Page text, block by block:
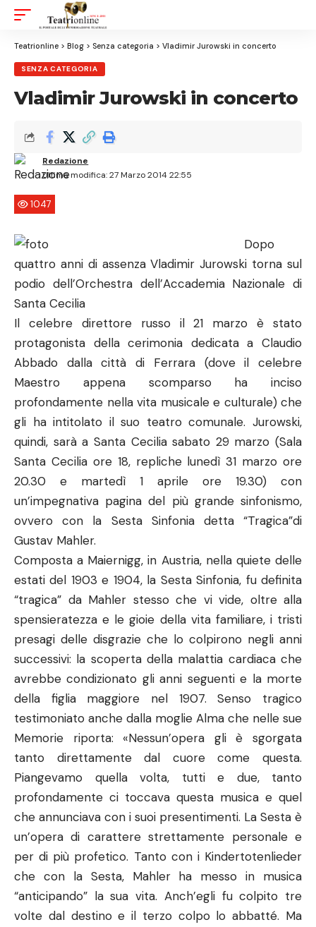
Resizer
Teatrionline > Blog > Senza categoria > Vladimir Jurowski in concerto
SENZA CATEGORIA
Vladimir Jurowski in concerto
Ultima modifica: 27 Marzo 2014 22:55
Redazione
1047
Dopo
quattro anni di assenza Vladimir Jurowski torna sul
podio dell’Orchestra dell’Accademia Nazionale di
Santa Cecilia
Il celebre direttore russo il 21 marzo è stato
protagonista della cerimonia dedicata a Claudio
Abbado dalla città di Ferrara (dove il celebre
Maestro appena scomparso ha inciso
profondamente nella vita musicale e culturale) che
gli ha intitolato il suo teatro comunale. Jurowski,
quindi, sarà a Santa Cecilia sabato 29 marzo (Sala
Santa Cecilia ore 18, repliche lunedì 31 marzo ore
20.30 e martedì 1 aprile ore 19.30) con
un’impegnativa pagina del più grande sinfonismo,
ovvero con la Sesta Sinfonia detta “Tragica”di
Gustav Mahler.
Composta a Maiernigg, in Austria, nella quiete delle
estati del 1903 e 1904, la Sesta Sinfonia, fu definita
“tragica” da Mahler stesso che vi vide, oltre alla
spensieratezza e le gioie della vita familiare, i tristi
presagi delle disgrazie che lo colpirono negli anni
successivi: la scoperta della malattia cardiaca che
avrebbe condizionato gli anni seguenti e la morte
della figlia maggiore nel 1907. Senso tragico
testimoniato anche dalla moglie Alma che nelle sue
Memorie riporta: «Nessun’opera gli è sgorgata
tanto direttamente dal cuore come questa.
Piangevamo quella volta, tutti e due, tanto
profondamente ci toccava questa musica e quel
che annunciava con i suoi presentimenti. La Sesta è
un’opera di carattere strettamente personale e
per di più profetico. Tanto con i Kindertotenlieder
che con la Sesta, Mahler ha messo in musica
“anticipando” la sua vita. Anch’egli fu colpito tre
volte dal destino e il terzo colpo lo abbatté. Ma